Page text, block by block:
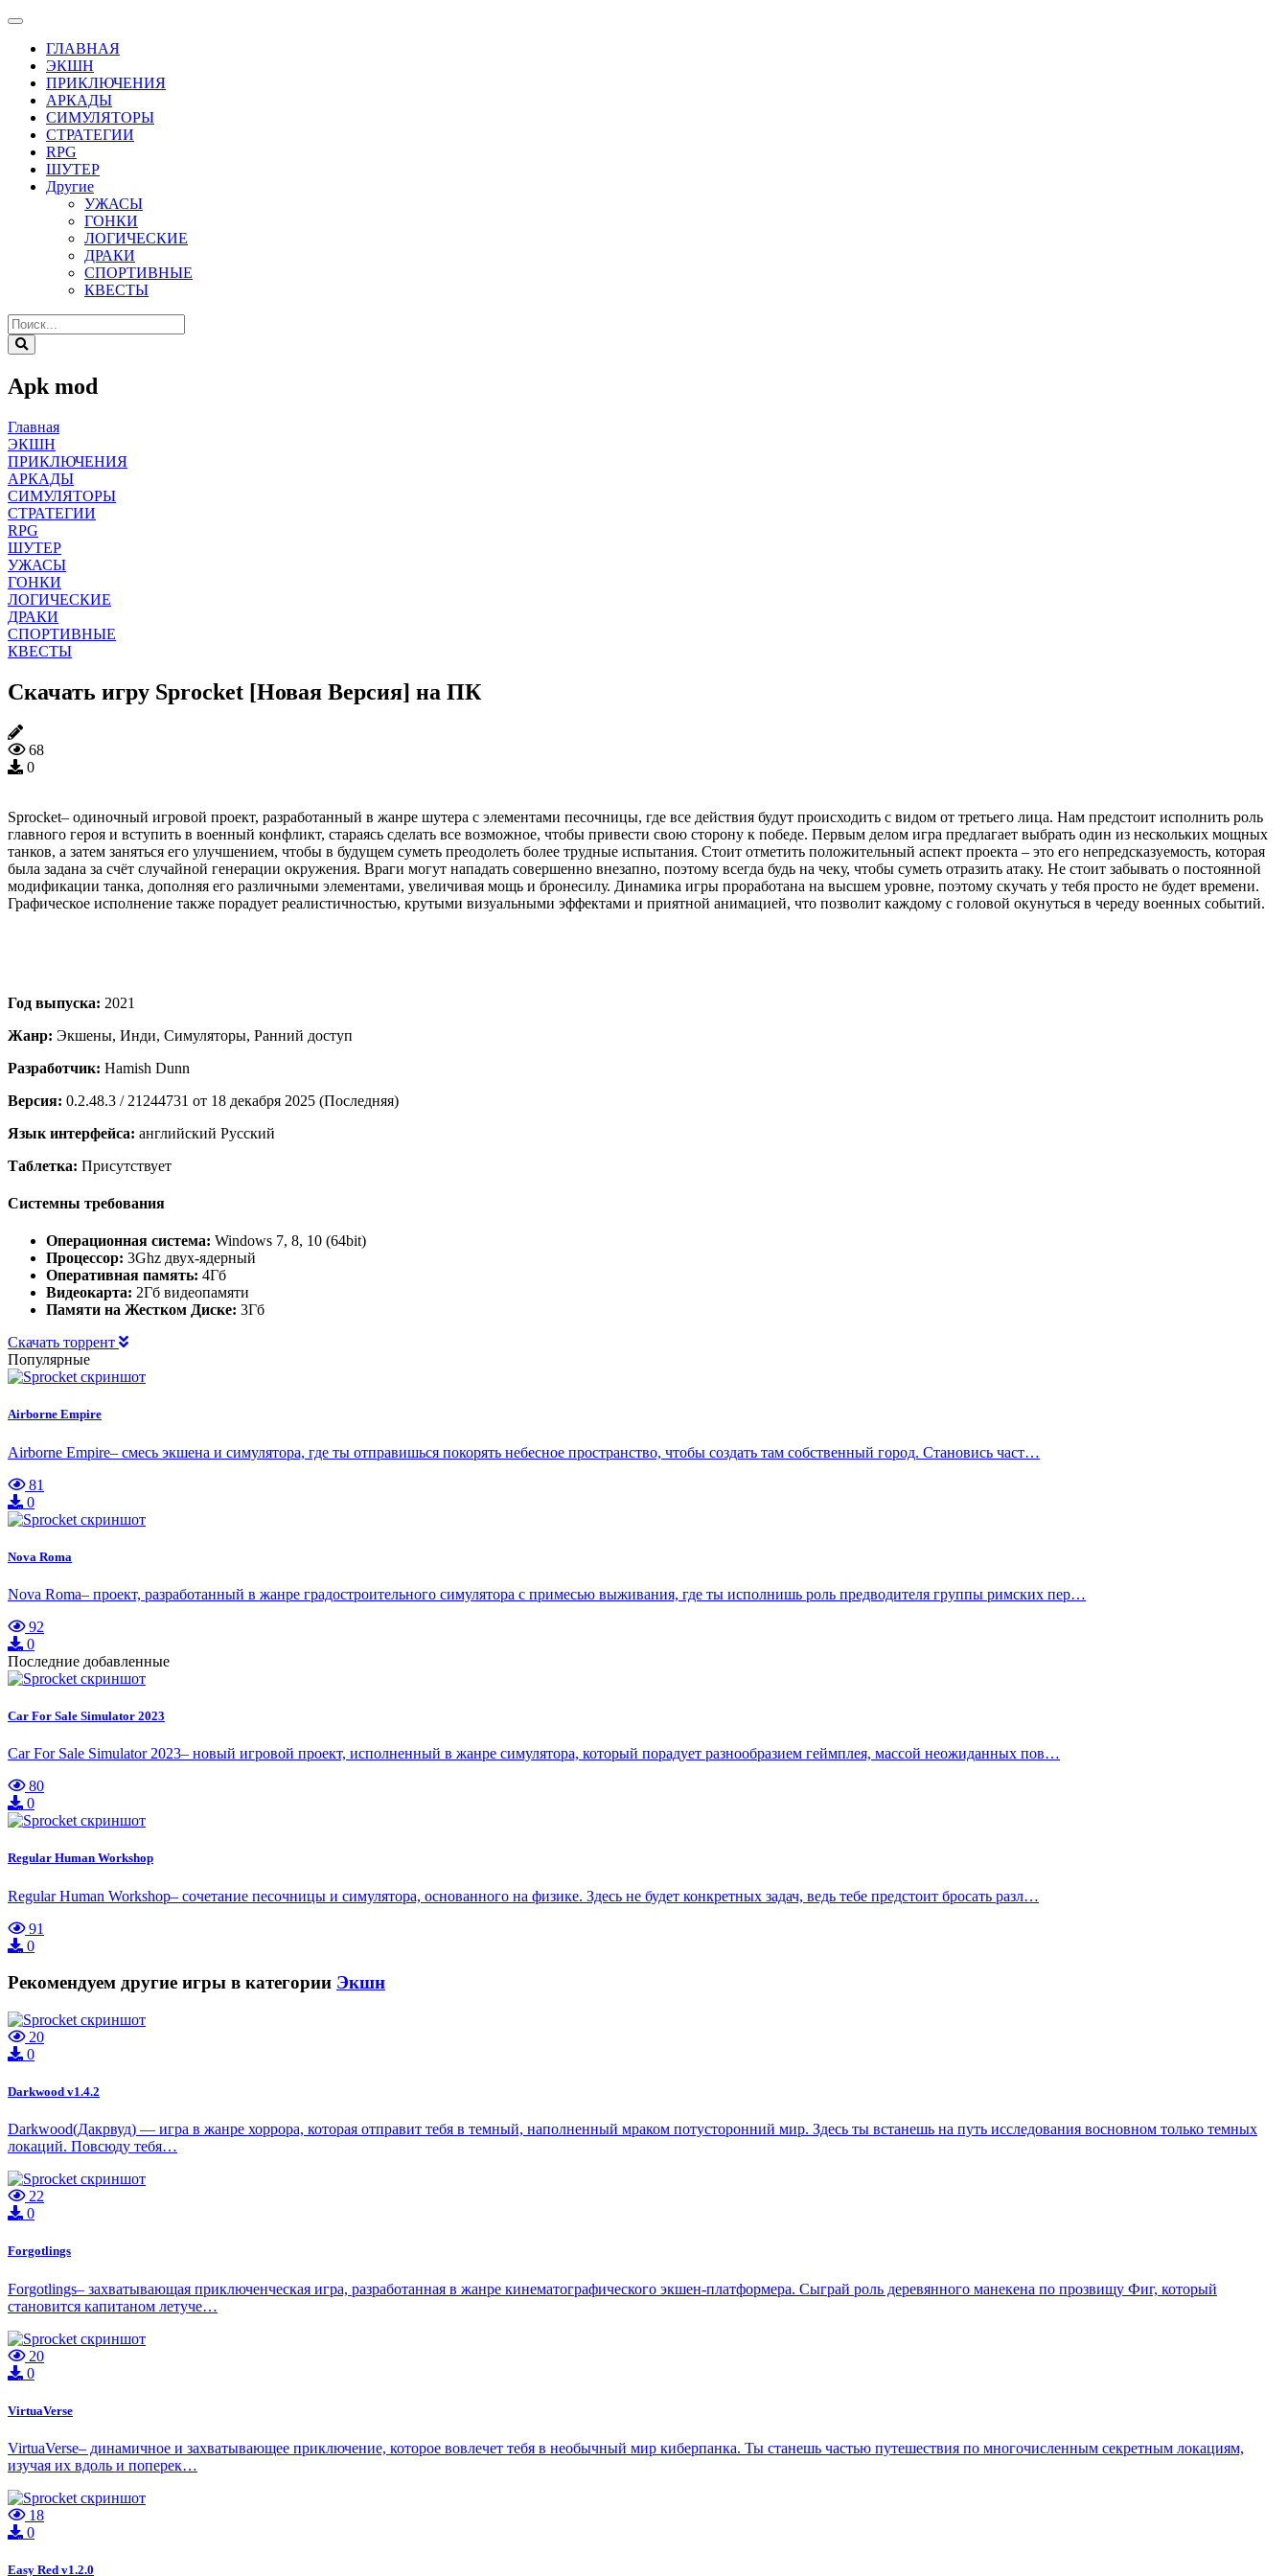
ГЛАВНАЯ
ЭКШН
ПРИКЛЮЧЕНИЯ
АРКАДЫ
СИМУЛЯТОРЫ
СТРАТЕГИИ
RPG
ШУТЕР
Другие
УЖАСЫ
ГОНКИ
ЛОГИЧЕСКИЕ
ДРАКИ
СПОРТИВНЫЕ
КВЕСТЫ
Apk mod
Главная
ЭКШН
ПРИКЛЮЧЕНИЯ
АРКАДЫ
СИМУЛЯТОРЫ
СТРАТЕГИИ
RPG
ШУТЕР
УЖАСЫ
ГОНКИ
ЛОГИЧЕСКИЕ
ДРАКИ
СПОРТИВНЫЕ
КВЕСТЫ
Скачать игру Sprocket [Новая Версия] на ПК
68
0
Sprocket– одиночный игровой проект, разработанный в жанре шутера с элементами песочницы, где все действия будут происходить с видом от третьего лица. Нам предстоит исполнить роль
главного героя и вступить в военный конфликт, стараясь сделать все возможное, чтобы привести свою сторону к победе. Первым делом игра предлагает выбрать один из нескольких мощных
танков, а затем заняться его улучшением, чтобы в будущем суметь преодолеть более трудные испытания. Стоит отметить положительный аспект проекта – это его непредсказуемость, которая
была задана за счёт случайной генерации окружения. Враги могут нападать совершенно внезапно, поэтому всегда будь на чеку, чтобы суметь отразить атаку. Не стоит забывать о постоянной
модификации танка, дополняя его различными элементами, увеличивая мощь и бронесилу. Динамика игры проработана на высшем уровне, поэтому скучать у тебя просто не будет времени.
Графическое исполнение также порадует реалистичностью, крутыми визуальными эффектами и приятной анимацией, что позволит каждому с головой окунуться в череду военных событий.
Год выпуска: 2021
Жанр: Экшены, Инди, Симуляторы, Ранний доступ
Разработчик: Hamish Dunn
Версия: 0.2.48.3 / 21244731 от 18 декабря 2025 (Последняя)
Язык интерфейса: английский Русский
Таблетка: Присутствует
Системны требования
Операционная система: Windows 7, 8, 10 (64bit)
Процессор: 3Ghz двух-ядерный
Оперативная память: 4Гб
Видеокарта: 2Гб видеопамяти
Памяти на Жестком Диске: 3Гб
Скачать торрент
Популярные
Airborne Empire
Airborne Empire– смесь экшена и симулятора, где ты отправишься покорять небесное пространство, чтобы создать там собственный город. Становись част…
81
0
Nova Roma
Nova Roma– проект, разработанный в жанре градостроительного симулятора с примесью выживания, где ты исполнишь роль предводителя группы римских пер…
92
0
Последние добавленные
Car For Sale Simulator 2023
Car For Sale Simulator 2023– новый игровой проект, исполненный в жанре симулятора, который порадует разнообразием геймплея, массой неожиданных пов…
80
0
Regular Human Workshop
Regular Human Workshop– сочетание песочницы и симулятора, основанного на физике. Здесь не будет конкретных задач, ведь тебе предстоит бросать разл…
91
0
Рекомендуем другие игры в категории Экшн
20
0
Darkwood v1.4.2
Darkwood(Дакрвуд) — игра в жанре хоррора, которая отправит тебя в темный, наполненный мраком потусторонний мир. Здесь ты встанешь на путь исследования восновном только темных
локаций. Повсюду тебя…
22
0
Forgotlings
Forgotlings– захватывающая приключенческая игра, разработанная в жанре кинематографического экшен-платформера. Сыграй роль деревянного манекена по прозвищу Фиг, который
становится капитаном летуче…
20
0
VirtuaVerse
VirtuaVerse– динамичное и захватывающее приключение, которое вовлечет тебя в необычный мир киберпанка. Ты станешь частью путешествия по многочисленным секретным локациям,
изучая их вдоль и поперек…
18
0
Easy Red v1.2.0